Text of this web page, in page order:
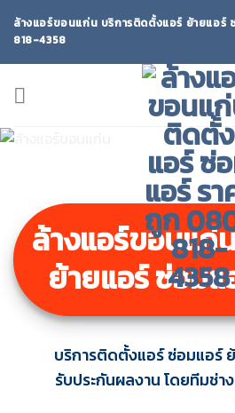
ล้างแอร์ขอนแก่น บริการติดตั้งแอร์ ย้ายแอ
818-4358
ล้างแอร์ขอนแก่
ย้ายแอร์ ซ่อม
บริการติดตั้งแอร์ ซ่อมแอร์
รับประกันผลงาน โดยทีมช่า